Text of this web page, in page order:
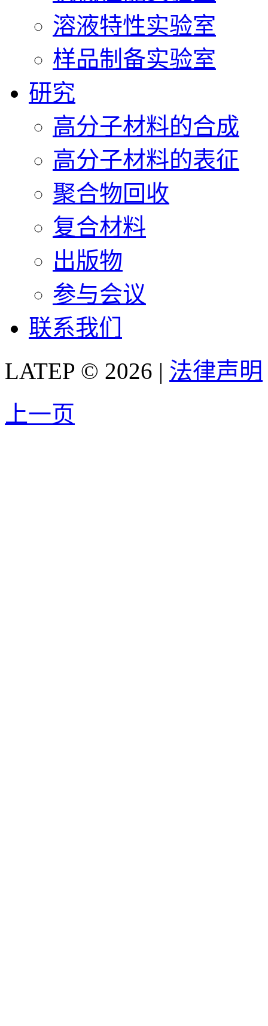
溶液特性实验室
样品制备实验室
研究
高分子材料的合成
高分子材料的表征
聚合物回收
复合材料
出版物
参与会议
联系我们
LATEP © 2026 | 法律声明
上一页